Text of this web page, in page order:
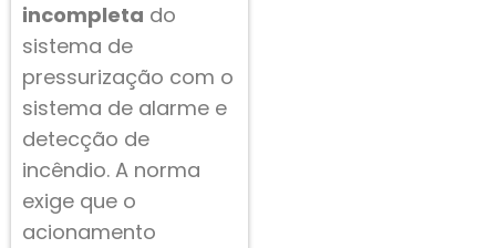
incompleta do
sistema de
pressurização com o
sistema de alarme e
detecção de
incêndio. A norma
exige que o
acionamento